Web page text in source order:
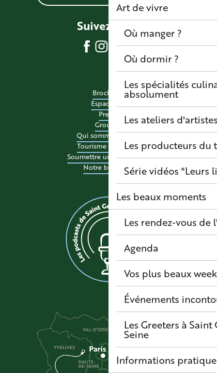
Art de vivre
Où manger ?
Où dormir ?
Les spécialités
absolument
Les ateliers
Les producteurs du
Série vidéos "Leurs
Les beaux moments
Les rendez-vous de
Agenda
Vos plus beaux
Événements
Les Greeters à
Seine
Informations
Suivez-nous
Brochures
Espace pro
Presse
Groupes
Qui sommes-nous ?
Tourisme accessible
Soumettre un événement
Notre boutique